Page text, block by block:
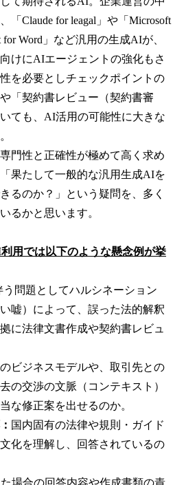
「Claude for leagal」や「Microsoft
for Word」など汎用の生成AIが、
けにAIエージェントの強化もさ
を必要としチェックポイントの
「契約書レビュー（契約書審
ても、AI活用の可能性に大きな
門性と正確性が極めて高く求め
果たして一般的な汎用生成AIを
るのか？」という疑問を、多く
るかと思います。
用では以下のような懸念例が挙
う問題としてハルシネーション
嘘）によって、誤った法的解釈
に法律文書作成や契約書レビュ
ビジネスモデルや、取引先との
の交渉の文脈（コンテキスト）
な修正案を出せるのか。
国内固有の法律や規則・ガイド
化を理解し、回答されているの